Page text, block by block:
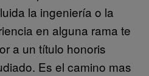
la ingeniería o la
en alguna rama te
a un título honoris
Es el camino mas